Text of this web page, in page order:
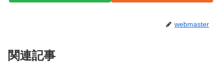
webmaster
関連記事